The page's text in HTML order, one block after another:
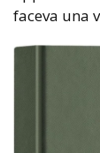
faceva una